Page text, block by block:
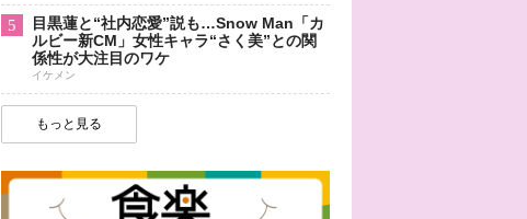
5
目黒蓮と“社内恋愛”説も…Snow Man「カ
ルビー新CM」女性キャラ“さく美”との関
係性が大注目のワケ
イケメン
もっと見る